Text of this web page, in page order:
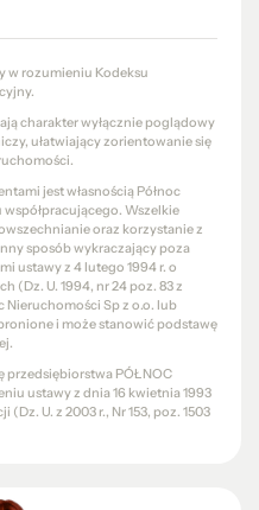
w rozumieniu Kodeksu
charakter wyłącznie poglądowy
ułatwiający zorientowanie się
jest własnością Północ
Wszelkie
oraz korzystanie z
sposób wykraczający poza
ustawy z 4 lutego 1994 r. o
(Dz. U. 1994, nr 24 poz. 83 z
Nieruchomości Sp z o.o. lub
i może stanowić podstawę
przedsiębiorstwa PÓŁNOC
ustawy z dnia 16 kwietnia 1993
U. z 2003 r., Nr 153, poz. 1503